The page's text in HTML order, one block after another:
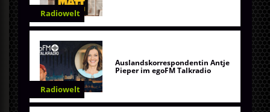
Radiowelt
Radiowelt
Auslandskorrespondentin Antje
Pieper im egoFM Talkradio